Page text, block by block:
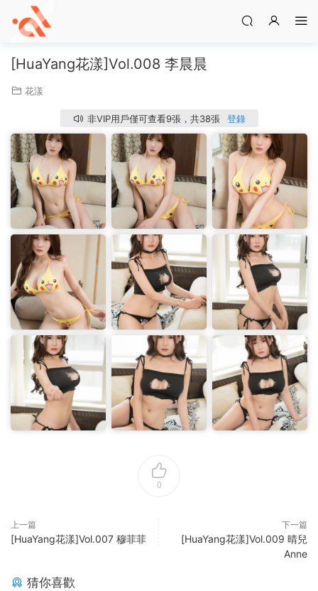
[HuaYang花漾]Vol.008 李晨晨
花漾
非VIP用戶僅可查看9張，共38張 登錄
0
上一篇
[HuaYang花漾]Vol.007 穆菲菲
下一篇
[HuaYang花漾]Vol.009 晴兒
Anne
猜你喜歡